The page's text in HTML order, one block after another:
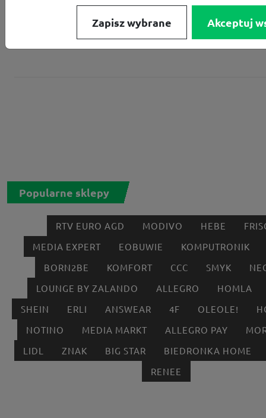
Popularne sklepy
RTV EURO AGD MODIVO HEBE
MEDIA EXPERT
EOBUWIE
KOMPUTRONIK
BORN2BE
KOMFORT CCC SMYK
LOUNGE BY ZALANDO
ALLEGRO
HOMLA
SHEIN
ERLI ANSWEAR 4F OLEOLE!
NOTINO
MEDIA MARKT ALLEGRO PAY
LIDL
ZNAK BIG STAR
BIEDRONKA HOME
RENEE
Zapisz wybrane Akceptuj